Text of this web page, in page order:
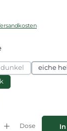
(Diese Option ist
eiche
gewünschten Wert
Dose